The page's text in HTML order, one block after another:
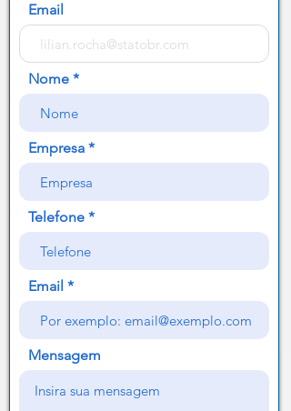
Email
Nome
Empresa
Telefone
Email
Mensagem